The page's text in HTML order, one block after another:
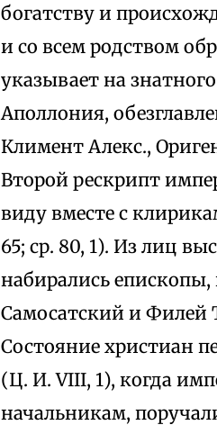
богатству и
и со всем родством
указывает на
Аполлония,
Климент Алекс.,
Второй рескрипт
виду вместе с
65; ср. 80, 1). Из лиц
набирались
Самосатский и Филей
Состояние христиан
(Ц. И. VIII, 1), когда
начальникам,